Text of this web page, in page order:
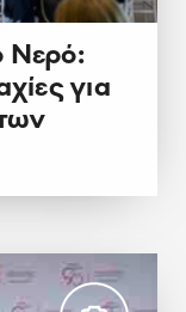
Νερό:
για